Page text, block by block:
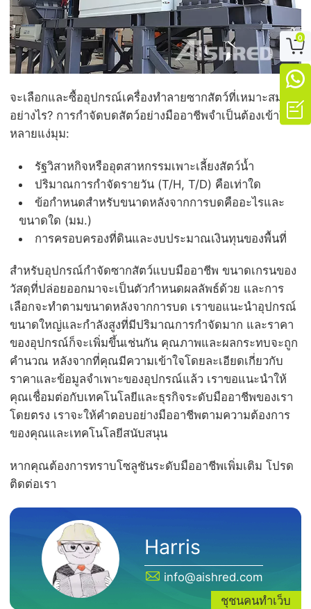
จะเลือกและซื้ออุปกรณ์เครื่องทำลายซากสัตว์ที่เหมาะสมได้
อย่างไร? การกำจัดบดสัตว์อย่างมืออาชีพจำเป็นต้องเข้าใจ
หลายแง่มุม:
รัฐวิสาหกิจหรืออุตสาหกรรมเพาะเลี้ยงสัตว์น้ำ
ปริมาณการกำจัดรายวัน (T/H, T/D) คือเท่าใด
ข้อกำหนดสำหรับขนาดหลังจากการบดคืออะไรและ
ขนาดใด (มม.)
การครอบครองที่ดินและงบประมาณเงินทุนของพื้นที่
สำหรับอุปกรณ์กำจัดซากสัตว์แบบมืออาชีพ ขนาดเกรนของ
วัสดุที่ปล่อยออกมาจะเป็นตัวกำหนดผลลัพธ์ด้วย และการ
เลือกจะทำตามขนาดหลังจากการบด เราขอแนะนำอุปกรณ์
ขนาดใหญ่และกำลังสูงที่มีปริมาณการกำจัดมาก และราคา
ของอุปกรณ์ก็จะเพิ่มขึ้นเช่นกัน คุณภาพและผลกระทบจะถูก
คำนวณ หลังจากที่คุณมีความเข้าใจโดยละเอียดเกี่ยวกับ
ราคาและข้อมูลจำเพาะของอุปกรณ์แล้ว เราขอแนะนำให้
คุณเชื่อมต่อกับเทคโนโลยีและธุรกิจระดับมืออาชีพของเรา
โดยตรง เราจะให้คำตอบอย่างมืออาชีพตามความต้องการ
ของคุณและเทคโนโลยีสนับสนุน
หากคุณต้องการทราบโซลูชันระดับมืออาชีพเพิ่มเติม โปรด
ติดต่อเรา
Harris
info@aishred.com
ชุชนคนทำเว็บ

0

